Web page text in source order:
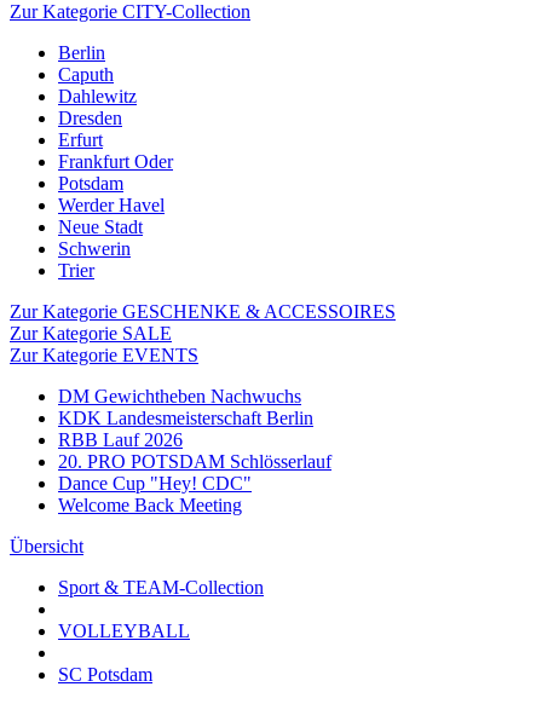
Zur Kategorie CITY-Collection
Berlin
Caputh
Dahlewitz
Dresden
Erfurt
Frankfurt Oder
Potsdam
Werder Havel
Neue Stadt
Schwerin
Trier
Zur Kategorie GESCHENKE & ACCESSOIRES
Zur Kategorie SALE
Zur Kategorie EVENTS
DM Gewichtheben Nachwuchs
KDK Landesmeisterschaft Berlin
RBB Lauf 2026
20. PRO POTSDAM Schlösserlauf
Dance Cup "Hey! CDC"
Welcome Back Meeting
Übersicht
Sport & TEAM-Collection
VOLLEYBALL
SC Potsdam